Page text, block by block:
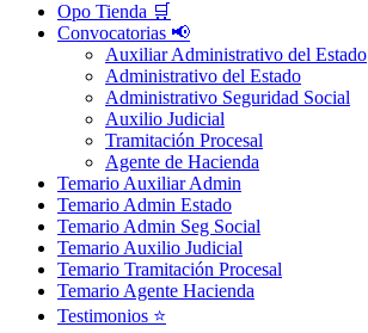
Opo Tienda 🛒
Convocatorias 📢
Auxiliar Administrativo del Estado
Administrativo del Estado
Administrativo Seguridad Social
Auxilio Judicial
Tramitación Procesal
Agente de Hacienda
Temario Auxiliar Admin
Temario Admin Estado
Temario Admin Seg Social
Temario Auxilio Judicial
Temario Tramitación Procesal
Temario Agente Hacienda
Testimonios ⭐️